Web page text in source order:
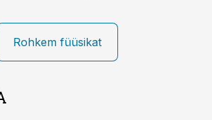
Rohkem füüsikat